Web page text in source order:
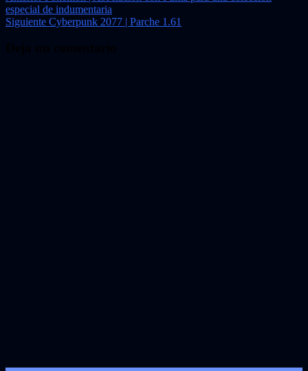
de
especial de indumentaria
Siguiente Cyberpunk 2077 | Parche 1.61